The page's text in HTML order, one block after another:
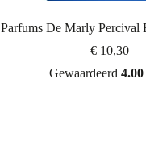
Parfums De Marly Percival
€10,30
Gewaardeerd4.00